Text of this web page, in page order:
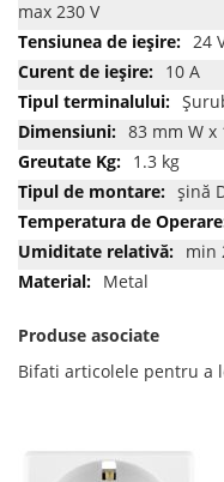
max 230 V
24
10 A
83 mm W x
1.3 kg
şină
min
Metal
Produse asociate
Bifati articolele pentru a